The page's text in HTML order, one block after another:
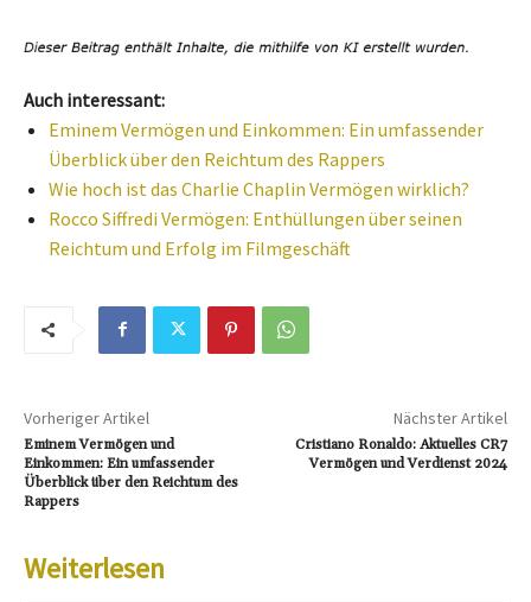
Auch interessant:
Eminem Vermögen und Einkommen: Ein umfassender
Überblick über den Reichtum des Rappers
Wie hoch ist das Charlie Chaplin Vermögen wirklich?
Rocco Siffredi Vermögen: Enthüllungen über seinen
Reichtum und Erfolg im Filmgeschäft
Vorheriger Artikel
Eminem Vermögen und
Einkommen: Ein umfassender
Überblick über den Reichtum des
Rappers
Nächster Artikel
Cristiano Ronaldo: Aktuelles CR7
Vermögen und Verdienst 2024
Weiterlesen